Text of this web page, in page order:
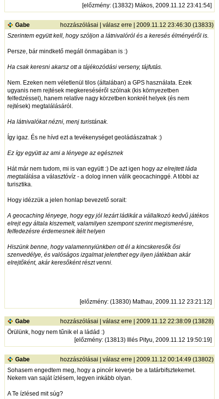
[előzmény: (13832) Mákos, 2009.11.12 23:41:54]
Gabe hozzászólásai |válasz erre | 2009.11.12 23:46:30 (13833)
Szerintem együtt kell, hogy szóljon a látnivalóról és a keresés élményéről is.
Persze, bár mindkető megáll önmagában is :)
Ha csak keresni akarsz ott a tájékozódási verseny, tájfutás.
Nem. Ezeken nem véletlenül tilos (általában) a GPS használata. Ezek
ugyanis nem rejtések megkereséséről szólnak (kis környezetben
felfedzéssel), hanem relatíve nagy körzetben konkrét helyek (és nem
rejtések) megtalálásáról.
Ha látnivalókat nézni, menj turistának.
Így igaz. És ne hívd ezt a tevékenységet geoládászatnak :)
Ez így együtt az ami a lényege az egésznek
Hát már nem tudom, mi is van együtt :) De azt igen hogyaz elrejtett láda
megtalálásaa választóvíz - a dolog innen válik geocachinggé. A többi az
turisztika.
Hogy idézzük a jelen honlap bevezető sorait:
A geocaching lényege, hogy egy jól lezárt ládikát a vállalkozó kedvű játékos
elrejt egy általa kiszemelt, valamilyen szempont szerint megismerésre,
felfedezésre érdemesnek ítélt helyen
Hiszünk benne, hogy valamennyiünkben ott él a kincskeresők ősi
szenvedélye, és valóságos izgalmat jelenthet egy ilyen játékban akár
elrejtőként, akár keresőként részt venni.
[előzmény: (13830) Mathau, 2009.11.12 23:21:12]
Gabe hozzászólásai |válasz erre | 2009.11.12 22:38:09 (13828)
Örülünk, hogy nem tűnik el a ládád :)
[előzmény: (13813) Illés Pityu, 2009.11.12 19:50:19]
Gabe hozzászólásai |válasz erre | 2009.11.12 00:14:49 (13802)
Sohasem engedtem meg, hogy a pincér keverje be a tatárbifsztekemet.
Nekem van saját ízlésem, legyen inkább olyan.
A Te ízlésed mit súg?